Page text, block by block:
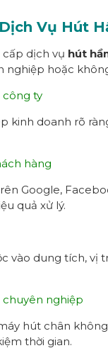
Vụ Hút
cấp dịch vụ hút
nghiệp hoặc
công ty
kinh doanh rõ
hàng
Google,
quả xử lý.
vào dung tích, vị
chuyên nghiệp
hút chân
thời gian.